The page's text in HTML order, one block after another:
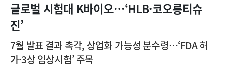
[서울아산병원] 2026년 하반기 인턴 모집
[영남대학교의료원] 마취통증의학과 임기제 임상의사 채용
글로벌 시험대 K바이오…‘HLB·코오롱티슈
진’
7월 발표 결과 촉각, 상업화 가능성 분수령…‘FDA 허
가·3상 임상시험’ 주목